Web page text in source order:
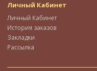
Личный Кабинет
Личный Кабинет
История заказов
Закладки
Рассылка